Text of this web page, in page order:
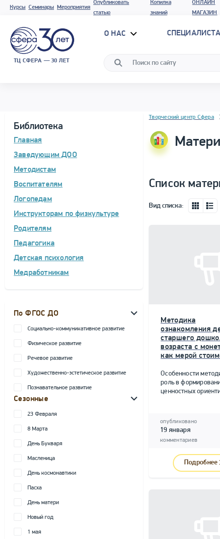
Курсы Семинары Мероприятия
Опубликовать
статью
Копилка
знаний
ОНЛАЙН
МАГАЗИН
ТЦ СФЕРА — 30 ЛЕТ
О НАС
Библиотека
Главная
Заведующим ДОО
Методистам
Воспитателям
Логопедам
Инструкторам по физкультуре
Родителям
Педагогика
Детская психология
Медработникам
По ФГОС ДО
Социально-коммуникативное развитие
Физическое развитие
Речевое развитие
Художественно-эстетическое развитие
Познавательное развитие
Сезонные
23 Февраля
8 Марта
День Букваря
Масленица
День космонавтики
Пасха
День матери
Новый год
1 мая
Блок новостей
Творческий центр Сфера
Список
Вид списка:
Методика
ознакомления
старшего
возраста с
как мерой
Особенности
роль в
ценностных
опубликовано
19 января
комментариев
Подробнее